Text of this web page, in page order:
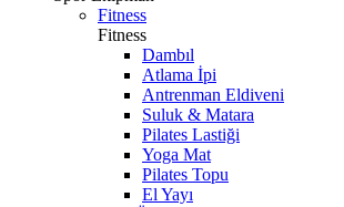
Fitness
Fitness
Dambıl
Atlama İpi
Antrenman Eldiveni
Suluk & Matara
Pilates Lastiği
Yoga Mat
Pilates Topu
El Yayı